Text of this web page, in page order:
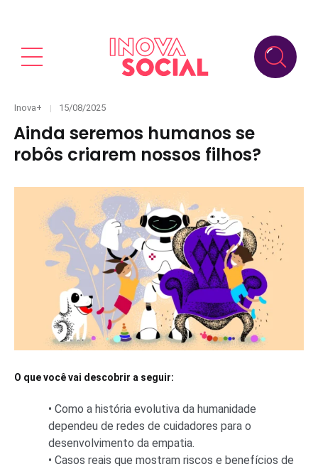
Categories
Inova+
Posted
15/08/2025
Ainda seremos humanos se
robôs criarem nossos filhos?
O que você vai descobrir a seguir:
• Como a história evolutiva da humanidade
dependeu de redes de cuidadores para o
desenvolvimento da empatia.
• Casos reais que mostram riscos e benefícios de